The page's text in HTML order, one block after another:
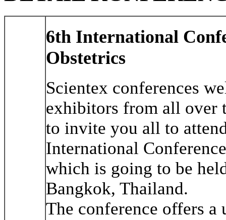
6th International
Obstetrics
Scientex conferences
exhibitors from all over
to invite you all to
International
which is going to be
Bangkok, Thailand.
The conference offers